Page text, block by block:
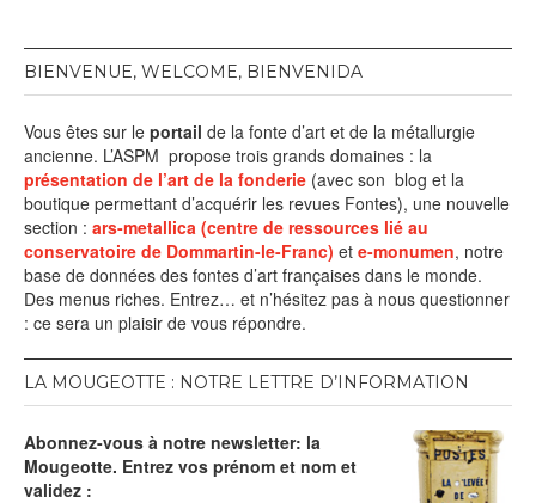
BIENVENUE, WELCOME, BIENVENIDA
Vous êtes sur le portail de la fonte d’art et de la métallurgie
ancienne. L’ASPM propose trois grands domaines : la
présentation de l’art de la fonderie (avec son blog et la
boutique permettant d’acquérir les revues Fontes), une nouvelle
section : ars-metallica (centre de ressources lié au
conservatoire de Dommartin-le-Franc) et e-monumen, notre
base de données des fontes d’art françaises dans le monde.
Des menus riches. Entrez… et n’hésitez pas à nous questionner
: ce sera un plaisir de vous répondre.
LA MOUGEOTTE : NOTRE LETTRE D’INFORMATION
Abonnez-vous à notre newsletter: la
Mougeotte. Entrez vos prénom et nom et
validez :